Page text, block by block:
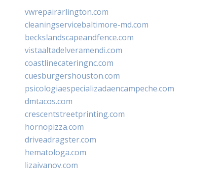
vwrepairarlington.com
cleaningservicebaltimore-md.com
beckslandscapeandfence.com
vistaaltadelveramendi.com
coastlinecateringnc.com
cuesburgershouston.com
psicologiaespecializadaencampeche.com
dmtacos.com
crescentstreetprinting.com
hornopizza.com
driveadragster.com
hematologa.com
lizaivanov.com